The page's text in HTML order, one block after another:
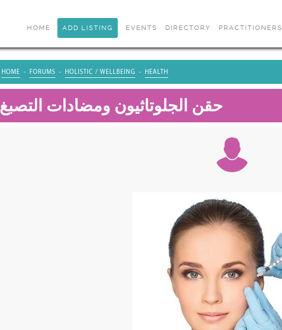
HOME ADD LISTING EVENTS DIRECTORY PRACTITIONERS
HOME FORUMS HOLISTIC / WELLBEING HEALTH
حقن الجلوتاثيون ومضادات التصبغ